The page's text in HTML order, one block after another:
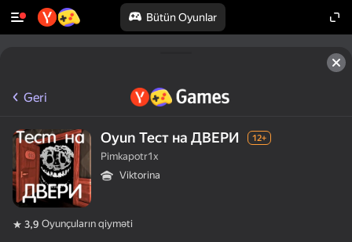
Bütün Oyunlar
Geri
Oyun Тест на ДВЕРИ 12+
Pimkapotr1x
Viktorina
3,9 Oyunçuların qiyməti